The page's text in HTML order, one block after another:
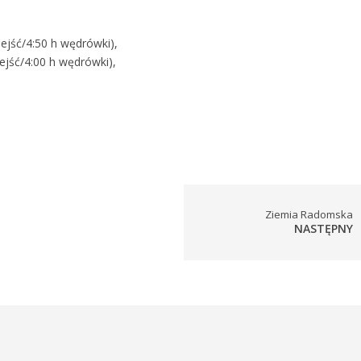
4:50 h wędrówki),
4:00 h wędrówki),
Ziemia Radomska
NASTĘPNY